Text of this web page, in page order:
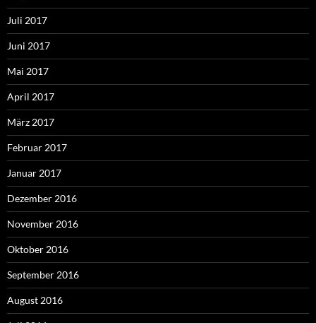
Juli 2017
Juni 2017
Mai 2017
April 2017
März 2017
Februar 2017
Januar 2017
Dezember 2016
November 2016
Oktober 2016
September 2016
August 2016